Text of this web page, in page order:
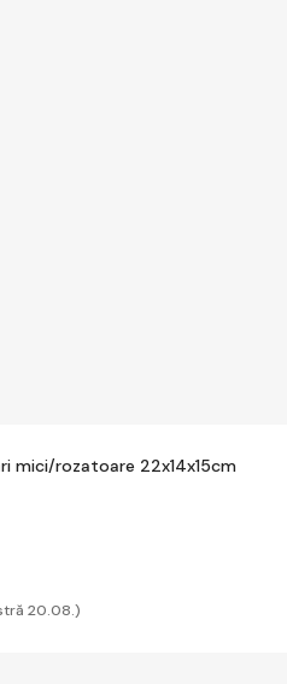
mici/rozatoare 22x14x15cm
20.08.)